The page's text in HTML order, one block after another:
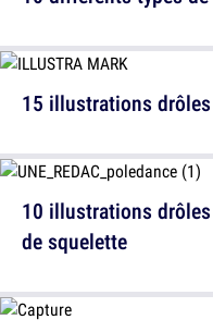
10 illustrations
de squelette
15 illustrations